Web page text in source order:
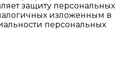
защиту персональных
изложенным в
персональных